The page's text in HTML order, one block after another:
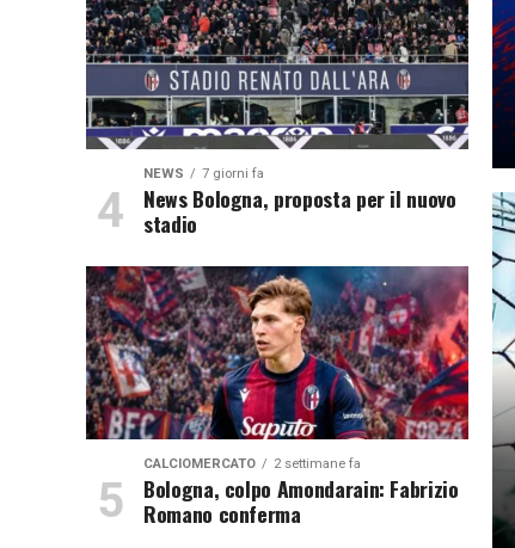
NEWS 7 giorni fa
News Bologna, proposta per il nuovo
stadio
CALCIOMERCATO 2 settimane fa
Bologna, colpo Amondarain: Fabrizio
Romano conferma